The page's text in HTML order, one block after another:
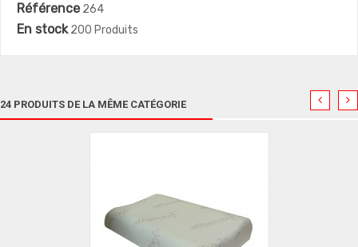
Référence 264
En stock 200 Produits
24 PRODUITS DE LA MÊME CATÉGORIE